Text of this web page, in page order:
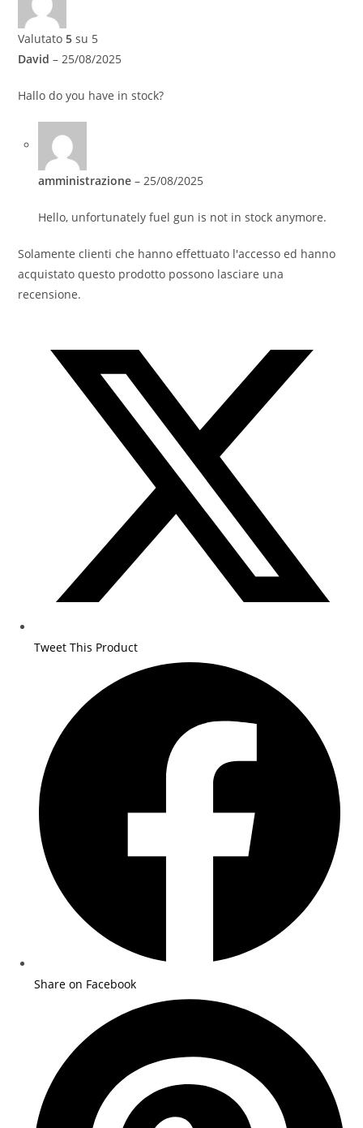
Valutato5 su 5
David– 25/08/2025
Hallo do you have in stock?
amministrazione– 25/08/2025
Hello, unfortunately fuel gun is not in stock anymore.
Solamente clienti che hanno effettuato l'accesso ed hanno
acquistato questo prodotto possono lasciare una
recensione.
Tweet This Product
window
Share on Facebook
window